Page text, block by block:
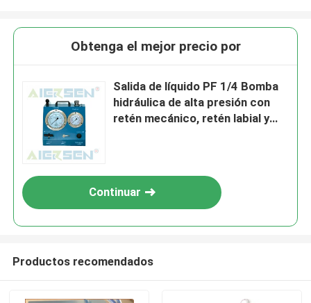
Obtenga el mejor precio por
Salida de líquido PF 1/4 Bomba
hidráulica de alta presión con
retén mecánico, retén labial y
Continuar
Productos recomendados